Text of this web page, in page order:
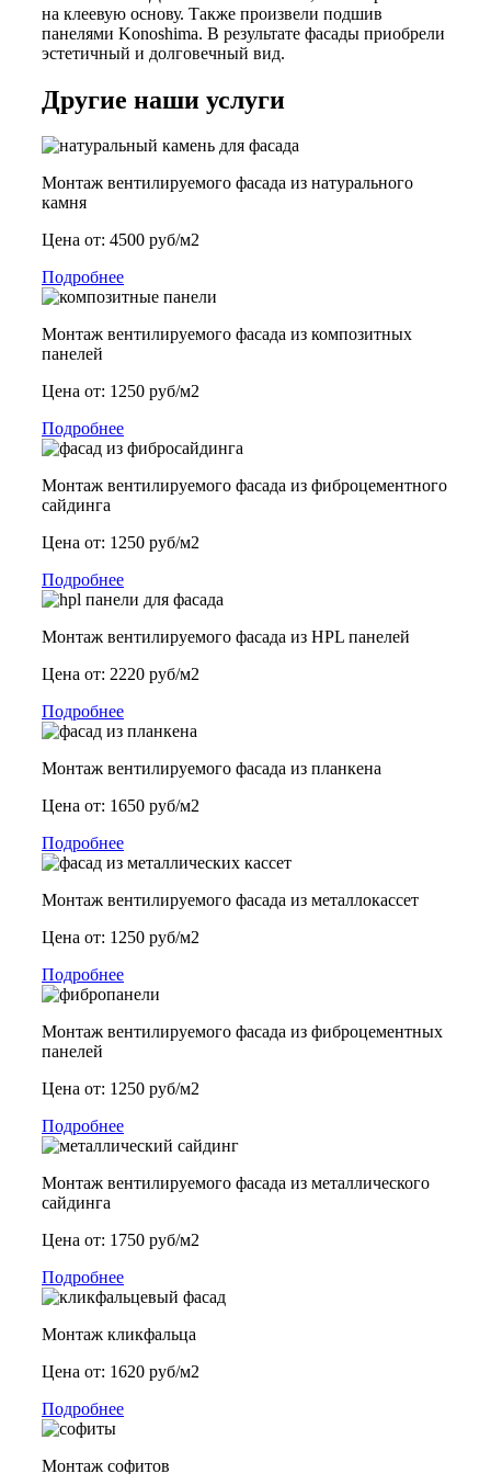
на клеевую основу. Также произвели подшив
панелями Konoshima. В результате фасады приобрели
эстетичный и долговечный вид.
Другие наши услуги
Монтаж вентилируемого фасада из натурального
камня
Цена от: 4500 руб/м2
Подробнее
Монтаж вентилируемого фасада из композитных
панелей
Цена от: 1250 руб/м2
Подробнее
Монтаж вентилируемого фасада из фиброцементного
сайдинга
Цена от: 1250 руб/м2
Подробнее
Монтаж вентилируемого фасада из HPL панелей
Цена от: 2220 руб/м2
Подробнее
Монтаж вентилируемого фасада из планкена
Цена от: 1650 руб/м2
Подробнее
Монтаж вентилируемого фасада из металлокассет
Цена от: 1250 руб/м2
Подробнее
Монтаж вентилируемого фасада из фиброцементных
панелей
Цена от: 1250 руб/м2
Подробнее
Монтаж вентилируемого фасада из металлического
сайдинга
Цена от: 1750 руб/м2
Подробнее
Монтаж кликфальца
Цена от: 1620 руб/м2
Подробнее
Монтаж софитов